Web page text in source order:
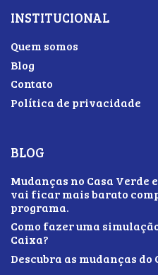
INSTITUCIONAL
Quem somos
Blog
Contato
Política de privacidade
BLOG
Mudanças no Casa Verde
vai ficar mais barato
programa.
Como fazer uma
Caixa?
Descubra as mudanças